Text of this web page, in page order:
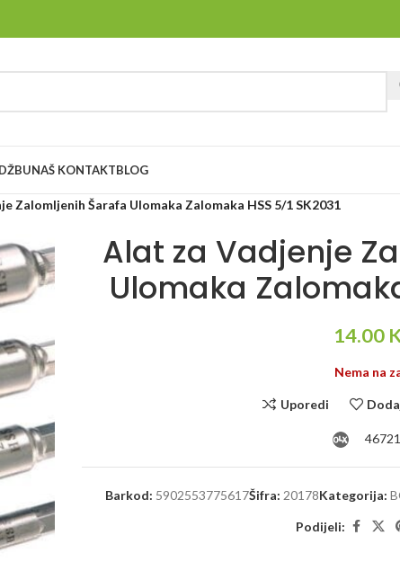
NAŠ KONTAKTBLOG
Zalomljenih Šarafa Ulomaka Zalomaka HSS 5/1 SK2031
Alat za Vadjenje
Ulomaka
14.00
Nema na
Uporedi
Barkod: 5902553775617Šifra: 20178Kategorija:
Podijeli: